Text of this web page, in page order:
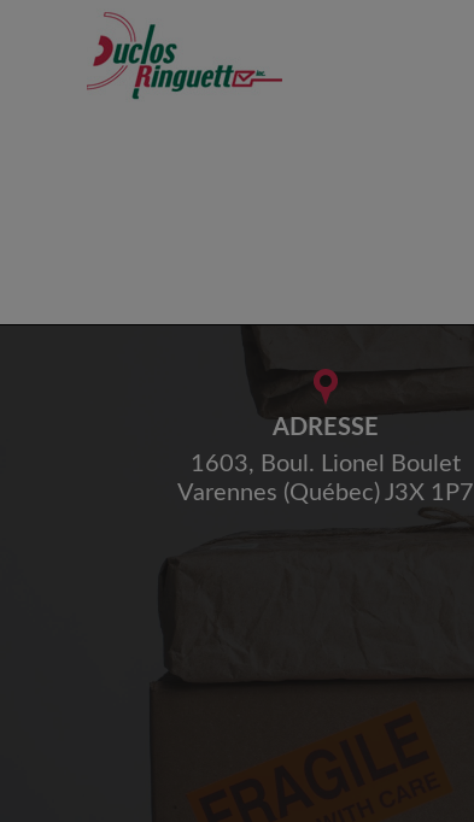
Aller au contenu principal
ADRESSE
1603, Boul. Lionel Boulet
Varennes (Québec) J3X 1P7